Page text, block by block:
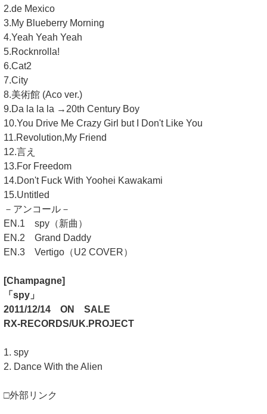
2.de Mexico
3.My Blueberry Morning
4.Yeah Yeah Yeah
5.Rocknrolla!
6.Cat2
7.City
8.美術館 (Aco ver.)
9.Da la la la →20th Century Boy
10.You Drive Me Crazy Girl but I Don't Like You
11.Revolution,My Friend
12.言え
13.For Freedom
14.Don't Fuck With Yoohei Kawakami
15.Untitled
－アンコール－
EN.1 spy（新曲）
EN.2 Grand Daddy
EN.3 Vertigo（U2 COVER）
[Champagne]
「spy」
2011/12/14 ON SALE
RX-RECORDS/UK.PROJECT
1. spy
2. Dance With the Alien
□外部リンク